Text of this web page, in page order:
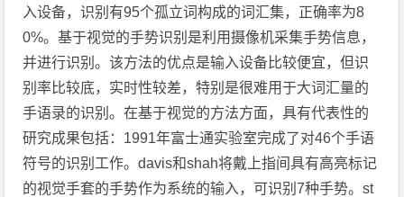
入设备，识别有95个孤立词构成的词汇集，正确率为8
0%。基于视觉的手势识别是利用摄像机采集手势信息，
并进行识别。该方法的优点是输入设备比较便宜，但识
别率比较底，实时性较差，特别是很难用于大词汇量的
手语录的识别。在基于视觉的方法方面，具有代表性的
研究成果包括：1991年富士通实验室完成了对46个手语
符号的识别工作。davis和shah将戴上指间具有高亮标记
的视觉手套的手势作为系统的输入，可识别7种手势。st